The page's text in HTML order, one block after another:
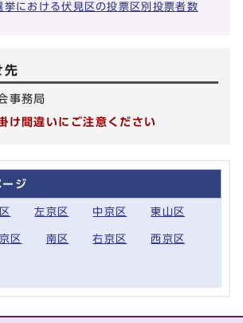
挙における伏見区の投票区別投票者数
先
事務局
け間違いにご注意ください
ジ
左京区 中京区 東山区
京区 南区 右京区 西京区